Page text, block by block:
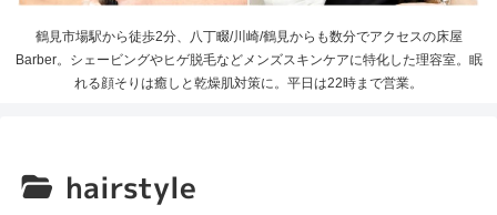
鶴見市場駅から徒歩2分、八丁畷/川崎/鶴見からも数分でアクセスの床屋
Barber。シェービングやヒゲ脱毛などメンズスキンケアに特化した理容室。眠
れる顔そりは癒しと乾燥肌対策に。平日は22時まで営業。
hairstyle